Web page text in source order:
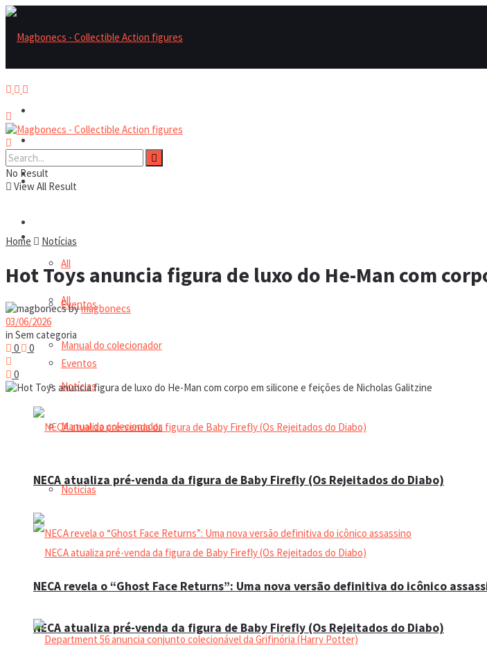
Reviews
Notícias
All
Eventos
Manual do colecionador
Notícias
NECA atualiza pré-venda da figura de Baby Firefly (Os Rejeitados do Diabo)
Reviews
All
Eventos
Manual do colecionador
Notícias
NECA atualiza pré-venda da figura de Baby Firefly (Os Rejeitados do Diabo)
NECA revela o “Ghost Face Returns”: Uma nova versão definitiva do icônico
No Result
View All Result
Home Notícias
Hot Toys anuncia figura de luxo do He-Man com
bymagbonecs
03/06/2026
in Sem categoria
0
0
0